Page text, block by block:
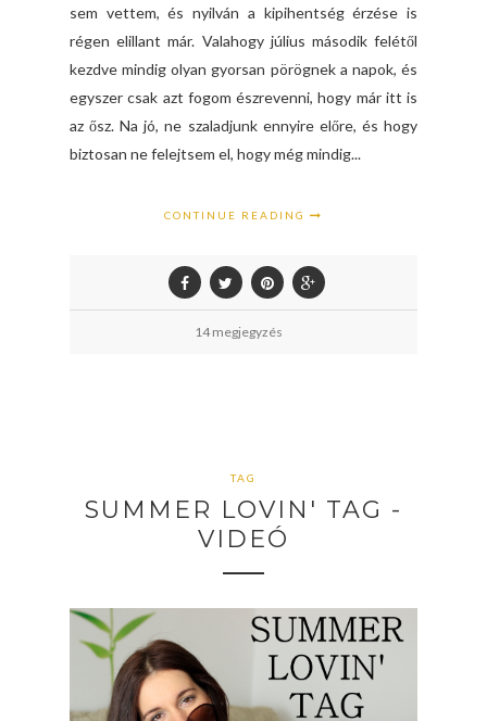
sem vettem, és nyilván a kipihentség érzése is
régen elillant már. Valahogy július második felétől
kezdve mindig olyan gyorsan pörögnek a napok, és
egyszer csak azt fogom észrevenni, hogy már itt is
az ősz. Na jó, ne szaladjunk ennyire előre, és hogy
biztosan ne felejtsem el, hogy még mindig...
CONTINUE READING
14 megjegyzés
TAG
SUMMER LOVIN' TAG -
VIDEÓ